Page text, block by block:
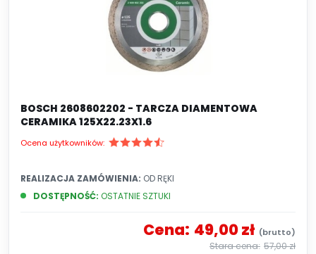
BOSCH 2608602202 - TARCZA DIAMENTOWA
CERAMIKA 125X22.23X1.6
Ocena użytkowników:
DOSTĘPNOŚĆ: OSTATNIE SZTUKI
REALIZACJA ZAMÓWIENIA: OD RĘKI
Cena: 49,00 zł
57,00 zł